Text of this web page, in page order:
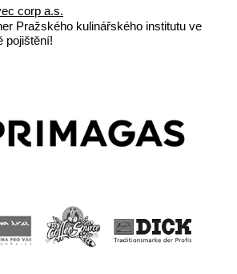
corp a.s.
Pražského kulinářského institutu ve
pojištění!